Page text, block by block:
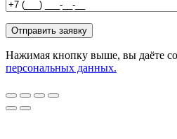
Нажимая кнопку выше, вы даёте
персональных данных.